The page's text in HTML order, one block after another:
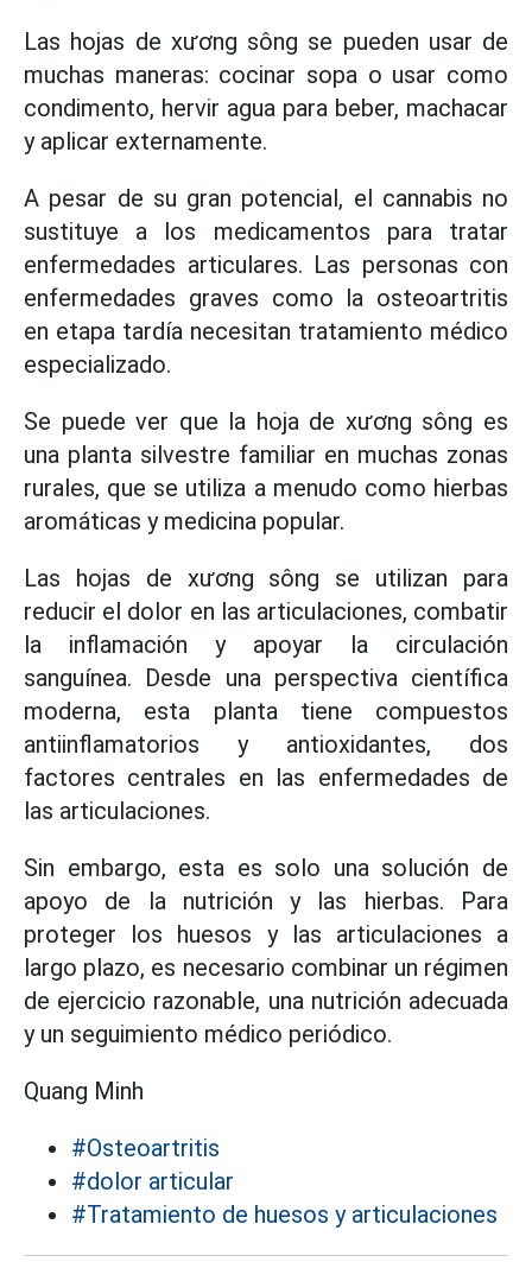
Las hojas de xương sông se pueden usar de
muchas maneras: cocinar sopa o usar como
condimento, hervir agua para beber, machacar
y aplicar externamente.
A pesar de su gran potencial, el cannabis no
sustituye a los medicamentos para tratar
enfermedades articulares. Las personas con
enfermedades graves como la osteoartritis
en etapa tardía necesitan tratamiento médico
especializado.
Se puede ver que la hoja de xương sông es
una planta silvestre familiar en muchas zonas
rurales, que se utiliza a menudo como hierbas
aromáticas y medicina popular.
Las hojas de xương sông se utilizan para
reducir el dolor en las articulaciones, combatir
la inflamación y apoyar la circulación
sanguínea. Desde una perspectiva científica
moderna, esta planta tiene compuestos
antiinflamatorios y antioxidantes, dos
factores centrales en las enfermedades de
las articulaciones.
Sin embargo, esta es solo una solución de
apoyo de la nutrición y las hierbas. Para
proteger los huesos y las articulaciones a
largo plazo, es necesario combinar un régimen
de ejercicio razonable, una nutrición adecuada
y un seguimiento médico periódico.
Quang Minh
#Osteoartritis
#dolor articular
#Tratamiento de huesos y articulaciones